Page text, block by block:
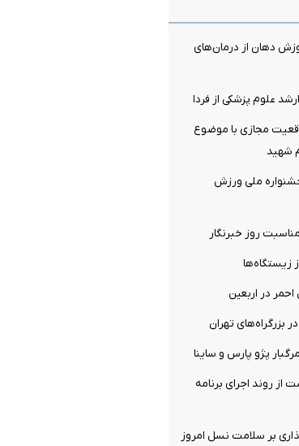
دهان از درمان‌های
علوم پزشکی از فردا
مجازی با موضوع
شهید
ملی ورزش
روز خبرنگار
زیستگاه‌ها
در اربعین
از روند اجرای برنامه
بر سلامت نسل امروز